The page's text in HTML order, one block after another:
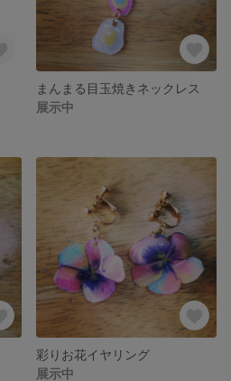
まんまる目玉焼きネックレス
展示中
彩りお花イヤリング
展示中